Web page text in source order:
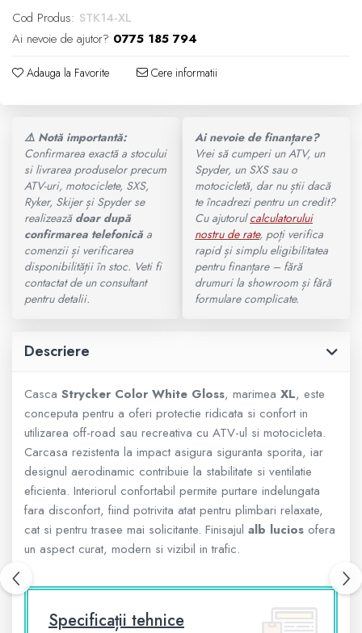
Can-Am Renegade
CAN-AM MY 2026
Capacitate
200 - 400 cmc. (8)
400 - 600 cmc. (65)
600 - 800 cmc. (29)
800 - 1000 cmc. (81)
Tricouri
Geanta
Rucsac
Protectii
Sosete
Armura
ECHIPAMENTE COPII
Casti
Manusi
Tricouri
Pantaloni
Set Complet
Borseta
BULLBAR SSV
ACCESORII SSV
Cod Produs: STK14-XL
Ai nevoie de ajutor? 0775 185 794
Adauga la Favorite Cere informatii
⚠️ Notă importantă:
Confirmarea exactă a stocului
si livrarea produselor precum
ATV-uri, motociclete, SXS,
Ryker, Skijer și Spyder se
realizează doar după
confirmarea telefonicăa
comenzii și verificarea
disponibilității în stoc. Veti fi
contactat de un consultant
pentru detalii.
Ai nevoie de finanțare?
Vrei să cumperi un ATV, un
Spyder, un SXS sau o
motocicletă, dar nu știi dacă
te încadrezi pentru un credit?
Cu ajutorulcalculatorului
nostru de rate, poți verifica
rapid și simplu eligibilitatea
pentru finanțare – fără
drumuri la showroom și fără
formulare complicate.
Descriere
Casca Strycker Color White Gloss, marimea XL, este
conceputa pentru a oferi protectie ridicata si confort in
utilizarea off-road sau recreativa cu ATV-ul si motocicleta.
Carcasa rezistenta la impact asigura siguranta sporita, iar
designul aerodinamic contribuie la stabilitate si ventilatie
eficienta. Interiorul confortabil permite purtare indelungata
fara disconfort, fiind potrivita atat pentru plimbari relaxate,
cat si pentru trasee mai solicitante. Finisajul alb lucios ofera
un aspect curat, modern si vizibil in trafic.
Specificații tehnice